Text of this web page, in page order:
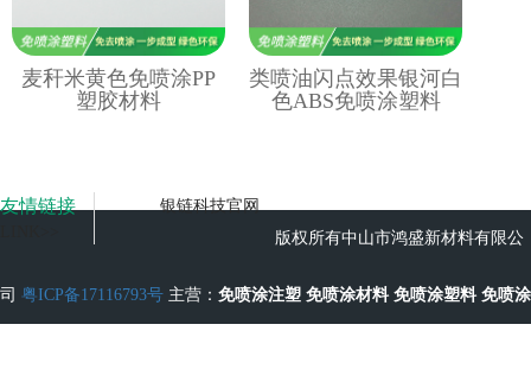
麦秆米黄色免喷涂PP
塑胶材料
类喷油闪点效果银河白
色ABS免喷涂塑料
友情链接
银链科技官网
版权所有中山市鸿盛新材料有限公
司 粤ICP备17116793号 主营： 免喷涂注塑 免喷涂材料 免喷涂塑料 免喷涂